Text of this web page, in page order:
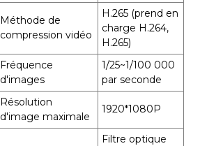
Méthode de
compression vidéo
H.265 (prend en
charge H.264,
H.265)
Fréquence
d'images
1/25~1/100 000
par seconde
Résolution
d'image maximale
1920*1080P
Filtre optique